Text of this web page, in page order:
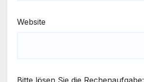
Website